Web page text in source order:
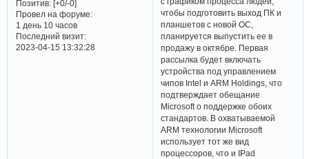
Позитив: [+0/-0]
Провел на форуме:
1 день 10 часов
Последний визит:
2023-04-15 13:32:28
чтобы подготовить выход ПК и
планшетов с новой ОС,
планируется выпустить ее в
продажу в октябре. Первая
рассылка будет включать
устройства под управлением
чипов Intel и ARM Holdings, что
подтверждает обещание
Microsoft о поддержке обоих
стандартов. В охватываемой
ARM технологии Microsoft
использует тот же вид
процессоров, что и IPad